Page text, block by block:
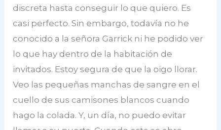
discreta hasta conseguir lo que quiero. Es
casi perfecto. Sin embargo, todavía no he
conocido a la señora Garrick ni he podido ver
lo que hay dentro de la habitación de
invitados. Estoy segura de que la oigo llorar.
Veo las pequeñas manchas de sangre en el
cuello de sus camisones blancos cuando
hago la colada. Y, un día, no puedo evitar